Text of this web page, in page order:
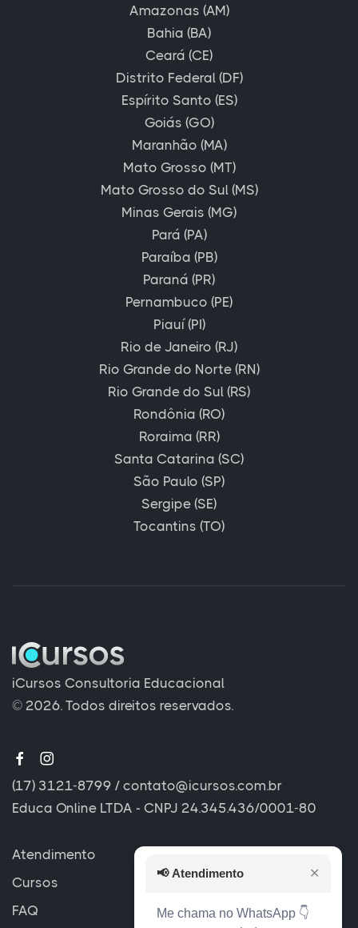
Amazonas (AM)
Bahia (BA)
Ceará (CE)
Distrito Federal (DF)
Espírito Santo (ES)
Goiás (GO)
Maranhão (MA)
Mato Grosso (MT)
Mato Grosso do Sul (MS)
Minas Gerais (MG)
Pará (PA)
Paraíba (PB)
Paraná (PR)
Pernambuco (PE)
Piauí (PI)
Rio de Janeiro (RJ)
Rio Grande do Norte (RN)
Rio Grande do Sul (RS)
Rondônia (RO)
Roraima (RR)
Santa Catarina (SC)
São Paulo (SP)
Sergipe (SE)
Tocantins (TO)
iCursos Consultoria Educacional
© 2026. Todos direitos reservados.
(17) 3121-8799 / contato@icursos.com.br
Educa Online LTDA - CNPJ 24.345.436/0001-80
Atendimento
Cursos
FAQ
📢 Atendimento ✕
Me chama no WhatsApp 👇